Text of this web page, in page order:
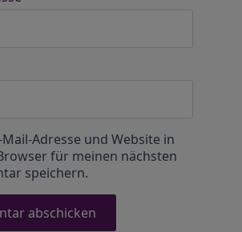
Mail-Adresse und Website in
für meinen nächsten
speichern.